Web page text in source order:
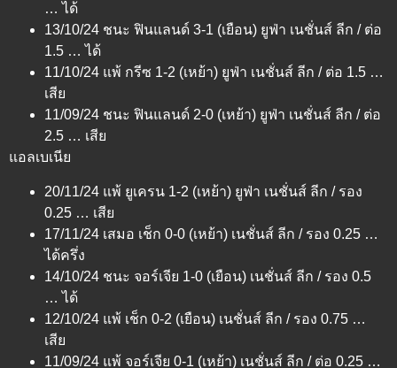
… ได้
13/10/24 ชนะ ฟินแลนด์ 3-1 (เยือน) ยูฟ่า เนชั่นส์ ลีก / ต่อ
1.5 … ได้
11/10/24 แพ้ กรีซ 1-2 (เหย้า) ยูฟ่า เนชั่นส์ ลีก / ต่อ 1.5 …
เสีย
11/09/24 ชนะ ฟินแลนด์ 2-0 (เหย้า) ยูฟ่า เนชั่นส์ ลีก / ต่อ
2.5 … เสีย
แอลเบเนีย
20/11/24 แพ้ ยูเครน 1-2 (เหย้า) ยูฟ่า เนชั่นส์ ลีก / รอง
0.25 … เสีย
17/11/24 เสมอ เช็ก 0-0 (เหย้า) เนชั่นส์ ลีก / รอง 0.25 …
ได้ครึ่ง
14/10/24 ชนะ จอร์เจีย 1-0 (เยือน) เนชั่นส์ ลีก / รอง 0.5
… ได้
12/10/24 แพ้ เช็ก 0-2 (เยือน) เนชั่นส์ ลีก / รอง 0.75 …
เสีย
11/09/24 แพ้ จอร์เจีย 0-1 (เหย้า) เนชั่นส์ ลีก / ต่อ 0.25 …